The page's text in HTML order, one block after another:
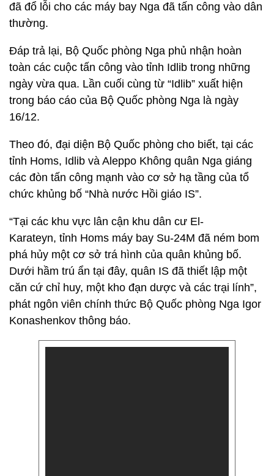
đã đổ lỗi cho các máy bay Nga đã tấn công vào dân
thường.
Đáp trả lại, Bộ Quốc phòng Nga phủ nhận hoàn
toàn các cuộc tấn công vào tỉnh Idlib trong những
ngày vừa qua. Lần cuối cùng từ “Idlib” xuất hiện
trong báo cáo của Bộ Quốc phòng Nga là ngày
16/12.
Theo đó, đại diện Bộ Quốc phòng cho biết, tại các
tỉnh Homs, Idlib và Aleppo Không quân Nga giáng
các đòn tấn công mạnh vào cơ sở hạ tầng của tổ
chức khủng bố “Nhà nước Hồi giáo IS”.
“Tại các khu vực lân cận khu dân cư El-
Karateyn, tỉnh Homs máy bay Su-24M đã ném bom
phá hủy một cơ sở trá hình của quân khủng bố.
Dưới hầm trú ẩn tại đây, quân IS đã thiết lập một
căn cứ chỉ huy, một kho đạn dược và các trại lính”,
phát ngôn viên chính thức Bộ Quốc phòng Nga Igor
Konashenkov thông báo.